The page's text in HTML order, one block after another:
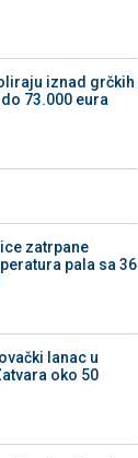
iznad grčkih
73.000 eura
zatrpane
pala sa 36
lanac u
oko 50